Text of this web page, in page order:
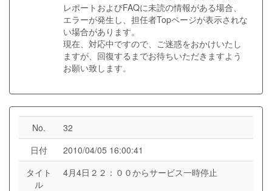
レポートおよびFAQに未読の情報がある場合、
エラーが発生し、担任者Topページが表示されな
い場合があります。
現在、対応中ですので、ご迷惑をおかけいたし
ますが、回復するまでお待ちいただきますよう
お願い致します。
No.
32
日付
2010/04/05 16:00:41
タイト
ル
4月4日２２：００からサービス一時停止